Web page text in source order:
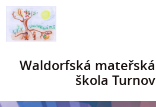
Waldorfská mateřská
škola Turnov